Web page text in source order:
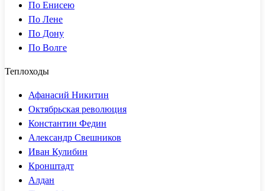
По Енисею
По Лене
По Дону
По Волге
Теплоходы
Афанасий Никитин
Октябрьская революция
Константин Федин
Александр Свешников
Иван Кулибин
Кронштадт
Алдан